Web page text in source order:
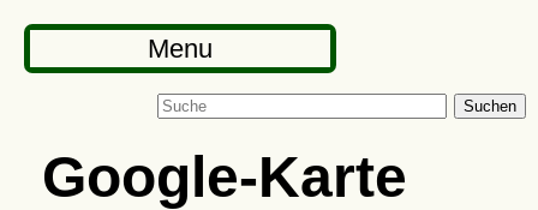
Menu
Suchen
Google-Karte